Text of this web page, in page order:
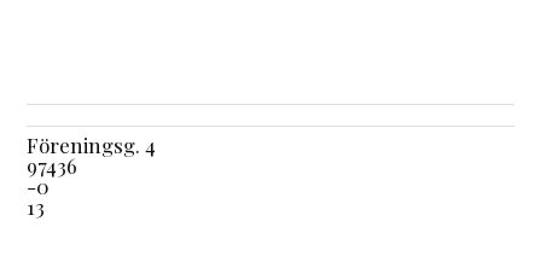
Föreningsg. 4
97436
-0
13